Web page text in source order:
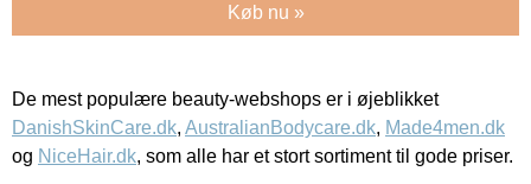
Køb nu »
De mest populære beauty-webshops er i øjeblikket
DanishSkinCare.dk, AustralianBodycare.dk, Made4men.dk
og NiceHair.dk, som alle har et stort sortiment til gode priser.